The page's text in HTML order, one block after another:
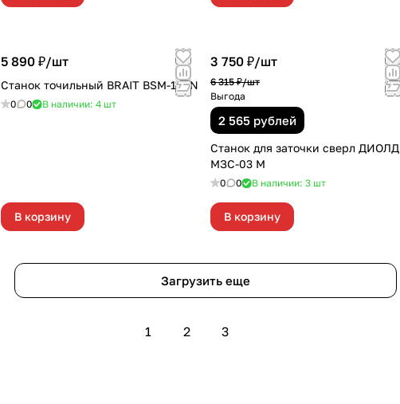
5 890 ₽/шт
Станок точильный BRAIT BSM-150N
0 0 В наличии: 4 шт
В корзину
3 750 ₽/шт
6 315 ₽/шт
Выгода
2 565 рублей
Станок для заточки сверл ДИОЛД
МЗС-03 М
0 0 В наличии: 3 шт
В корзину
Загрузить еще
1 2 3